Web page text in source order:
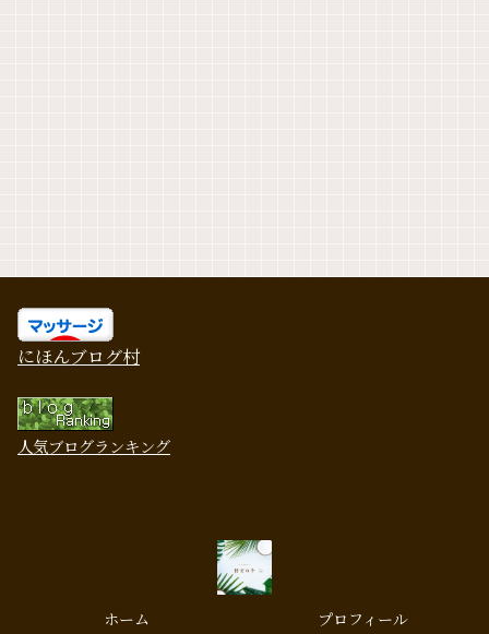
にほんブログ村
人気ブログランキング
ホーム プロフィール